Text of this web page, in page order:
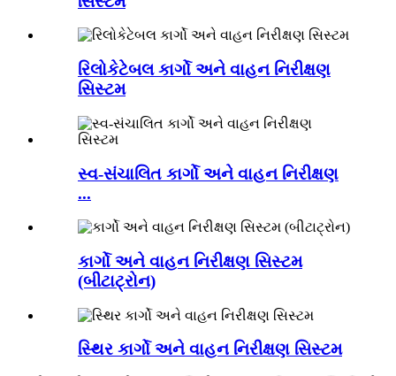
રિલોકેટેબલ કાર્ગો અને વાહન નિરીક્ષણ
સિસ્ટમ
સ્વ-સંચાલિત કાર્ગો અને વાહન નિરીક્ષણ
...
કાર્ગો અને વાહન નિરીક્ષણ સિસ્ટમ
(બીટાટ્રોન)
સ્થિર કાર્ગો અને વાહન નિરીક્ષણ સિસ્ટમ